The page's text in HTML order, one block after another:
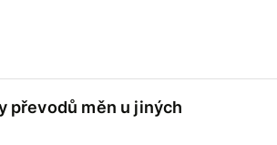
převodů měn u jiných